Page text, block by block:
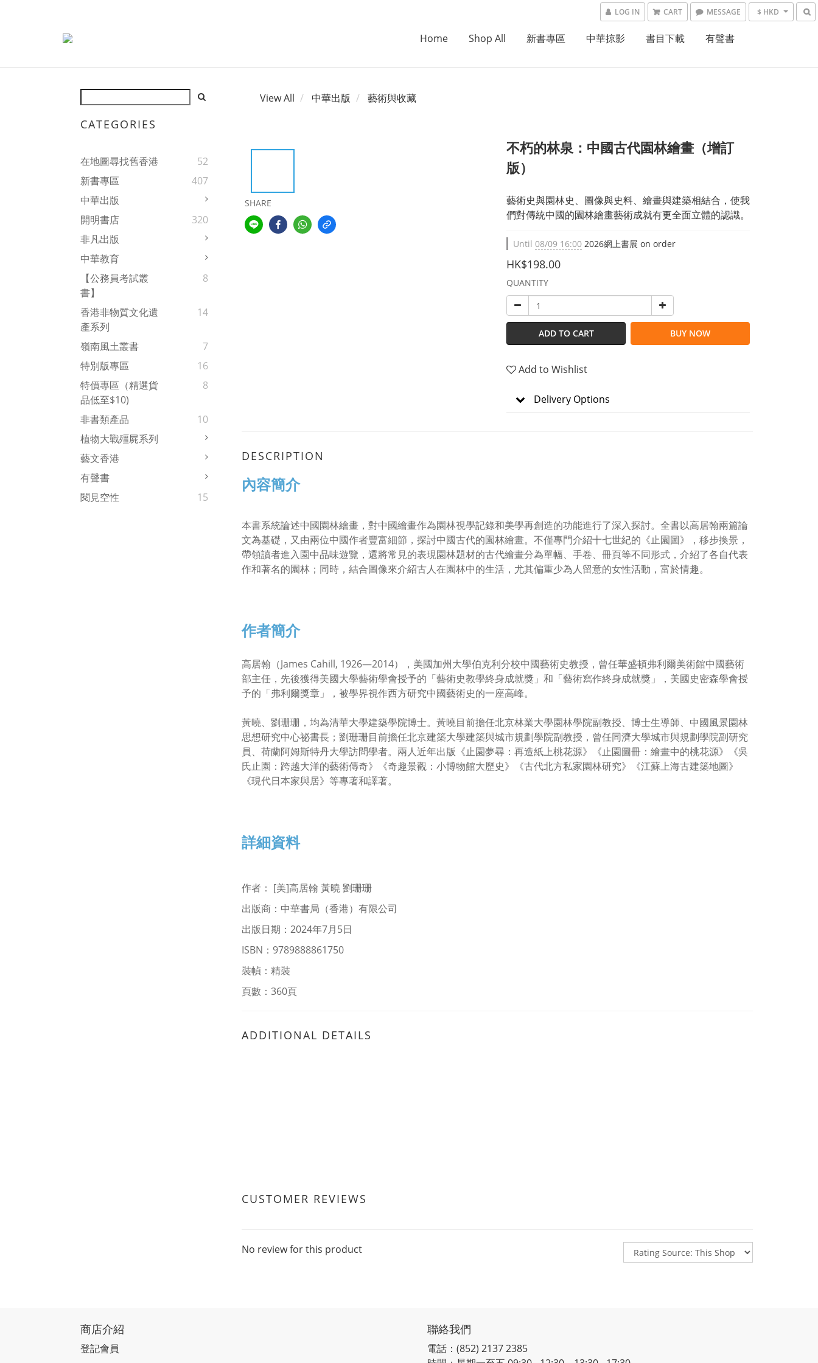
LOG IN CART MESSAGE $ HKD
Home Shop All 新書專區 中華掠影 書目下載 有聲書
CATEGORIES
在地圖尋找舊香港
52
新書專區
407
中華出版
開明書店
320
非凡出版
中華教育
【公務員考試叢
書】
8
香港非物質文化遺
產系列
14
嶺南風土叢書
7
特別版專區
16
特價專區（精選貨
品低至$10)
8
非書類產品
10
植物大戰殭屍系列
藝文香港
有聲書
閱見空性
15
View All 中華出版 藝術與收藏
SHARE
不朽的林泉：中國古代園林繪畫（增訂
版）
藝術史與園林史、圖像與史料、繪畫與建築相結合，使我
們對傳統中國的園林繪畫藝術成就有更全面立體的認識。
Until 08/09 16:00 2026網上書展 on order
HK$198.00
QUANTITY
ADD TO CART BUY NOW
Add to Wishlist
Delivery Options
DESCRIPTION
內容簡介
本書系統論述中國園林繪畫，對中國繪畫作為園林視學記錄和美學再創造的功能進行了深入探討。全書以高居翰兩篇論
文為基礎，又由兩位中國作者豐富細節，探討中國古代的園林繪畫。不僅專門介紹十七世紀的《止園圖》，移步換景，
帶領讀者進入園中品味遊覽，還將常見的表現園林題材的古代繪畫分為單幅、手卷、冊頁等不同形式，介紹了各自代表
作和著名的園林；同時，結合圖像來介紹古人在園林中的生活，尤其偏重少為人留意的女性活動，富於情趣。
作者簡介
高居翰（James Cahill, 1926—2014），美國加州大學伯克利分校中國藝術史教授，曾任華盛頓弗利爾美術館中國藝術
部主任，先後獲得美國大學藝術學會授予的「藝術史教學終身成就獎」和「藝術寫作終身成就獎」，美國史密森學會授
予的「弗利爾獎章」，被學界視作西方研究中國藝術史的一座高峰。
黃曉、劉珊珊，均為清華大學建築學院博士。黃曉目前擔任北京林業大學園林學院副教授、博士生導師、中國風景園林
思想研究中心祕書長；劉珊珊目前擔任北京建築大學建築與城市規劃學院副教授，曾任同濟大學城市與規劃學院副研究
員、荷蘭阿姆斯特丹大學訪問學者。兩人近年出版《止園夢尋：再造紙上桃花源》《止園圖冊：繪畫中的桃花源》《吳
氏止園：跨越大洋的藝術傳奇》《奇趣景觀：小博物館大歷史》《古代北方私家園林研究》《江蘇上海古建築地圖》
《現代日本家與居》等專著和譯著。
詳細資料
作者 ： [美]高居翰 黃曉 劉珊珊
出版商：中華書局（香港）有限公司
出版日期：2024年7月5日
ISBN：9789888861750
裝幀：精裝
頁數：360頁
ADDITIONAL DETAILS
CUSTOMER REVIEWS
No review for this product
商店介紹
登記會員
聯絡我們
電話：(852) 2137 2385